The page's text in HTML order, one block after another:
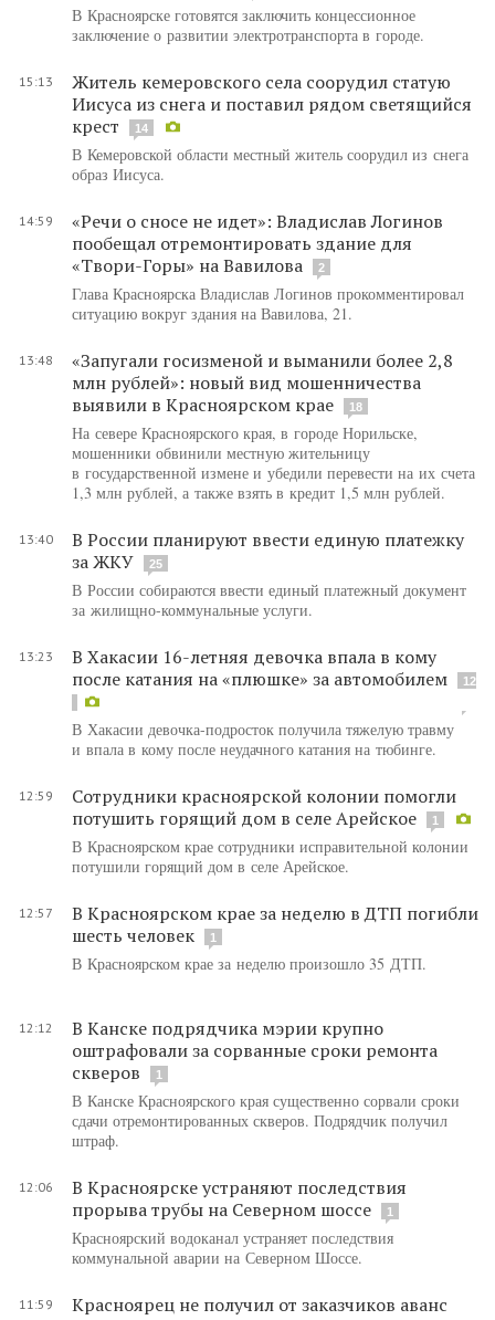
В Красноярске готовятся заключить концессионное
заключение о развитии электротранспорта в городе.
15:13
Житель кемеровского села соорудил статую
Иисуса из снега и поставил рядом светящийся
крест
14
В Кемеровской области местный житель соорудил из снега
образ Иисуса.
14:59
«Речи о сносе не идет»: Владислав Логинов
пообещал отремонтировать здание для
«Твори-Горы» на Вавилова
2
Глава Красноярска Владислав Логинов прокомментировал
ситуацию вокруг здания на Вавилова, 21.
13:48
«Запугали госизменой и выманили более 2,8
млн рублей»: новый вид мошенничества
выявили в Красноярском крае
18
На севере Красноярского края, в городе Норильске,
мошенники обвинили местную жительницу
в государственной измене и убедили перевести на их счета
1,3 млн рублей, а также взять в кредит 1,5 млн рублей.
13:40
В России планируют ввести единую платежку
за ЖКУ
25
В России собираются ввести единый платежный документ
за жилищно-коммунальные услуги.
13:23
В Хакасии 16-летняя девочка впала в кому
после катания на «плюшке» за автомобилем
12
В Хакасии девочка-подросток получила тяжелую травму
и впала в кому после неудачного катания на тюбинге.
12:59
Сотрудники красноярской колонии помогли
потушить горящий дом в селе Арейское
1
В Красноярском крае сотрудники исправительной колонии
потушили горящий дом в селе Арейское.
12:57
В Красноярском крае за неделю в ДТП погибли
шесть человек
1
В Красноярском крае за неделю произошло 35 ДТП.
12:12
В Канске подрядчика мэрии крупно
оштрафовали за сорванные сроки ремонта
скверов
1
В Канске Красноярского края существенно сорвали сроки
сдачи отремонтированных скверов. Подрядчик получил
штраф.
12:06
В Красноярске устраняют последствия
прорыва трубы на Северном шоссе
1
Красноярский водоканал устраняет последствия
коммунальной аварии на Северном Шоссе.
11:59
Красноярец не получил от заказчиков аванс